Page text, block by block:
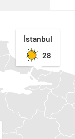
İstanbul
28